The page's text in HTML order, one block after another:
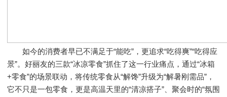
如今的消费者早已不满足于“能吃”，更追求“吃得爽”“吃得应
景”。好丽友的三款“冰凉零食”抓住了这一行业痛点，通过“冰箱
+零食”的场景联动，将传统零食从“解馋”升级为“解暑刚需品”，
它不只是一包零食，更是高温天里的“清凉搭子”、聚会时的“氛围